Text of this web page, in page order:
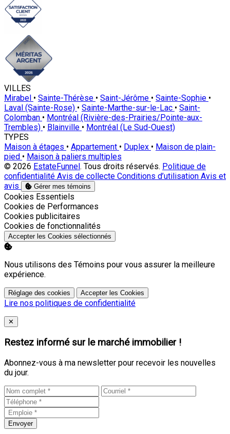
VILLES
Mirabel • Sainte-Thérèse • Saint-Jérôme • Sainte-Sophie •
Laval (Sainte-Rose) • Sainte-Marthe-sur-le-Lac • Saint-
Colomban • Montréal (Rivière-des-Prairies/Pointe-aux-
Trembles) • Blainville • Montréal (Le Sud-Ouest)
TYPES
Maison à étages • Appartement • Duplex • Maison de plain-
pied • Maison à paliers multiples
© 2026 EstateFunnel. Tous droits réservés. Politique de
confidentialité Avis de collecte Conditions d’utilisation Avis et
avis
Gérer mes témoins
Activer
Cookies Essentiels
Activer
Cookies de Performances
Activer
Cookies publicitaires
Activer
Cookies de fonctionnalités
Accepter les Cookies sélectionnés
Nous utilisons des Témoins pour vous assurer la meilleure
expérience.
Réglage des cookies Accepter les Cookies
Lire nos politiques de confidentialité
Close
✕
Restez informé sur le marché immobilier !
Abonnez-vous à ma newsletter pour recevoir les nouvelles
du jour.
Envoyer